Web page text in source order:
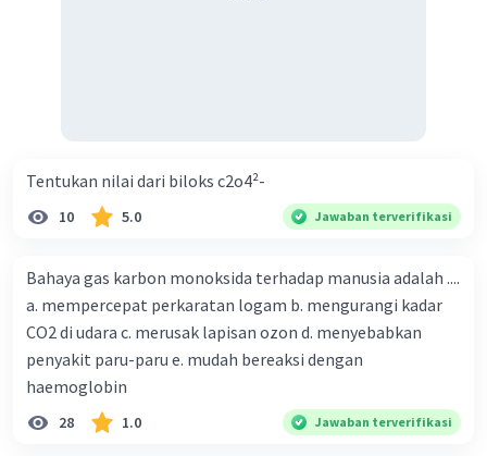
Tentukan nilai dari biloks c2o4²-
10 5.0 Jawaban terverifikasi
Bahaya gas karbon monoksida terhadap manusia adalah ....
a. mempercepat perkaratan logam b. mengurangi kadar
CO2 di udara c. merusak lapisan ozon d. menyebabkan
penyakit paru-paru e. mudah bereaksi dengan
haemoglobin
28 1.0 Jawaban terverifikasi